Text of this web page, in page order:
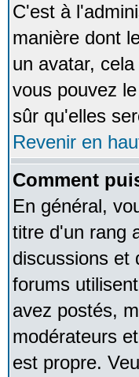
C'est à
manière dont
un avatar,
vous pouvez
sûr qu'elles
Revenir en
Comment
En général,
titre d'un rang
discussions et
forums
avez postés,
modérateurs
est propre.